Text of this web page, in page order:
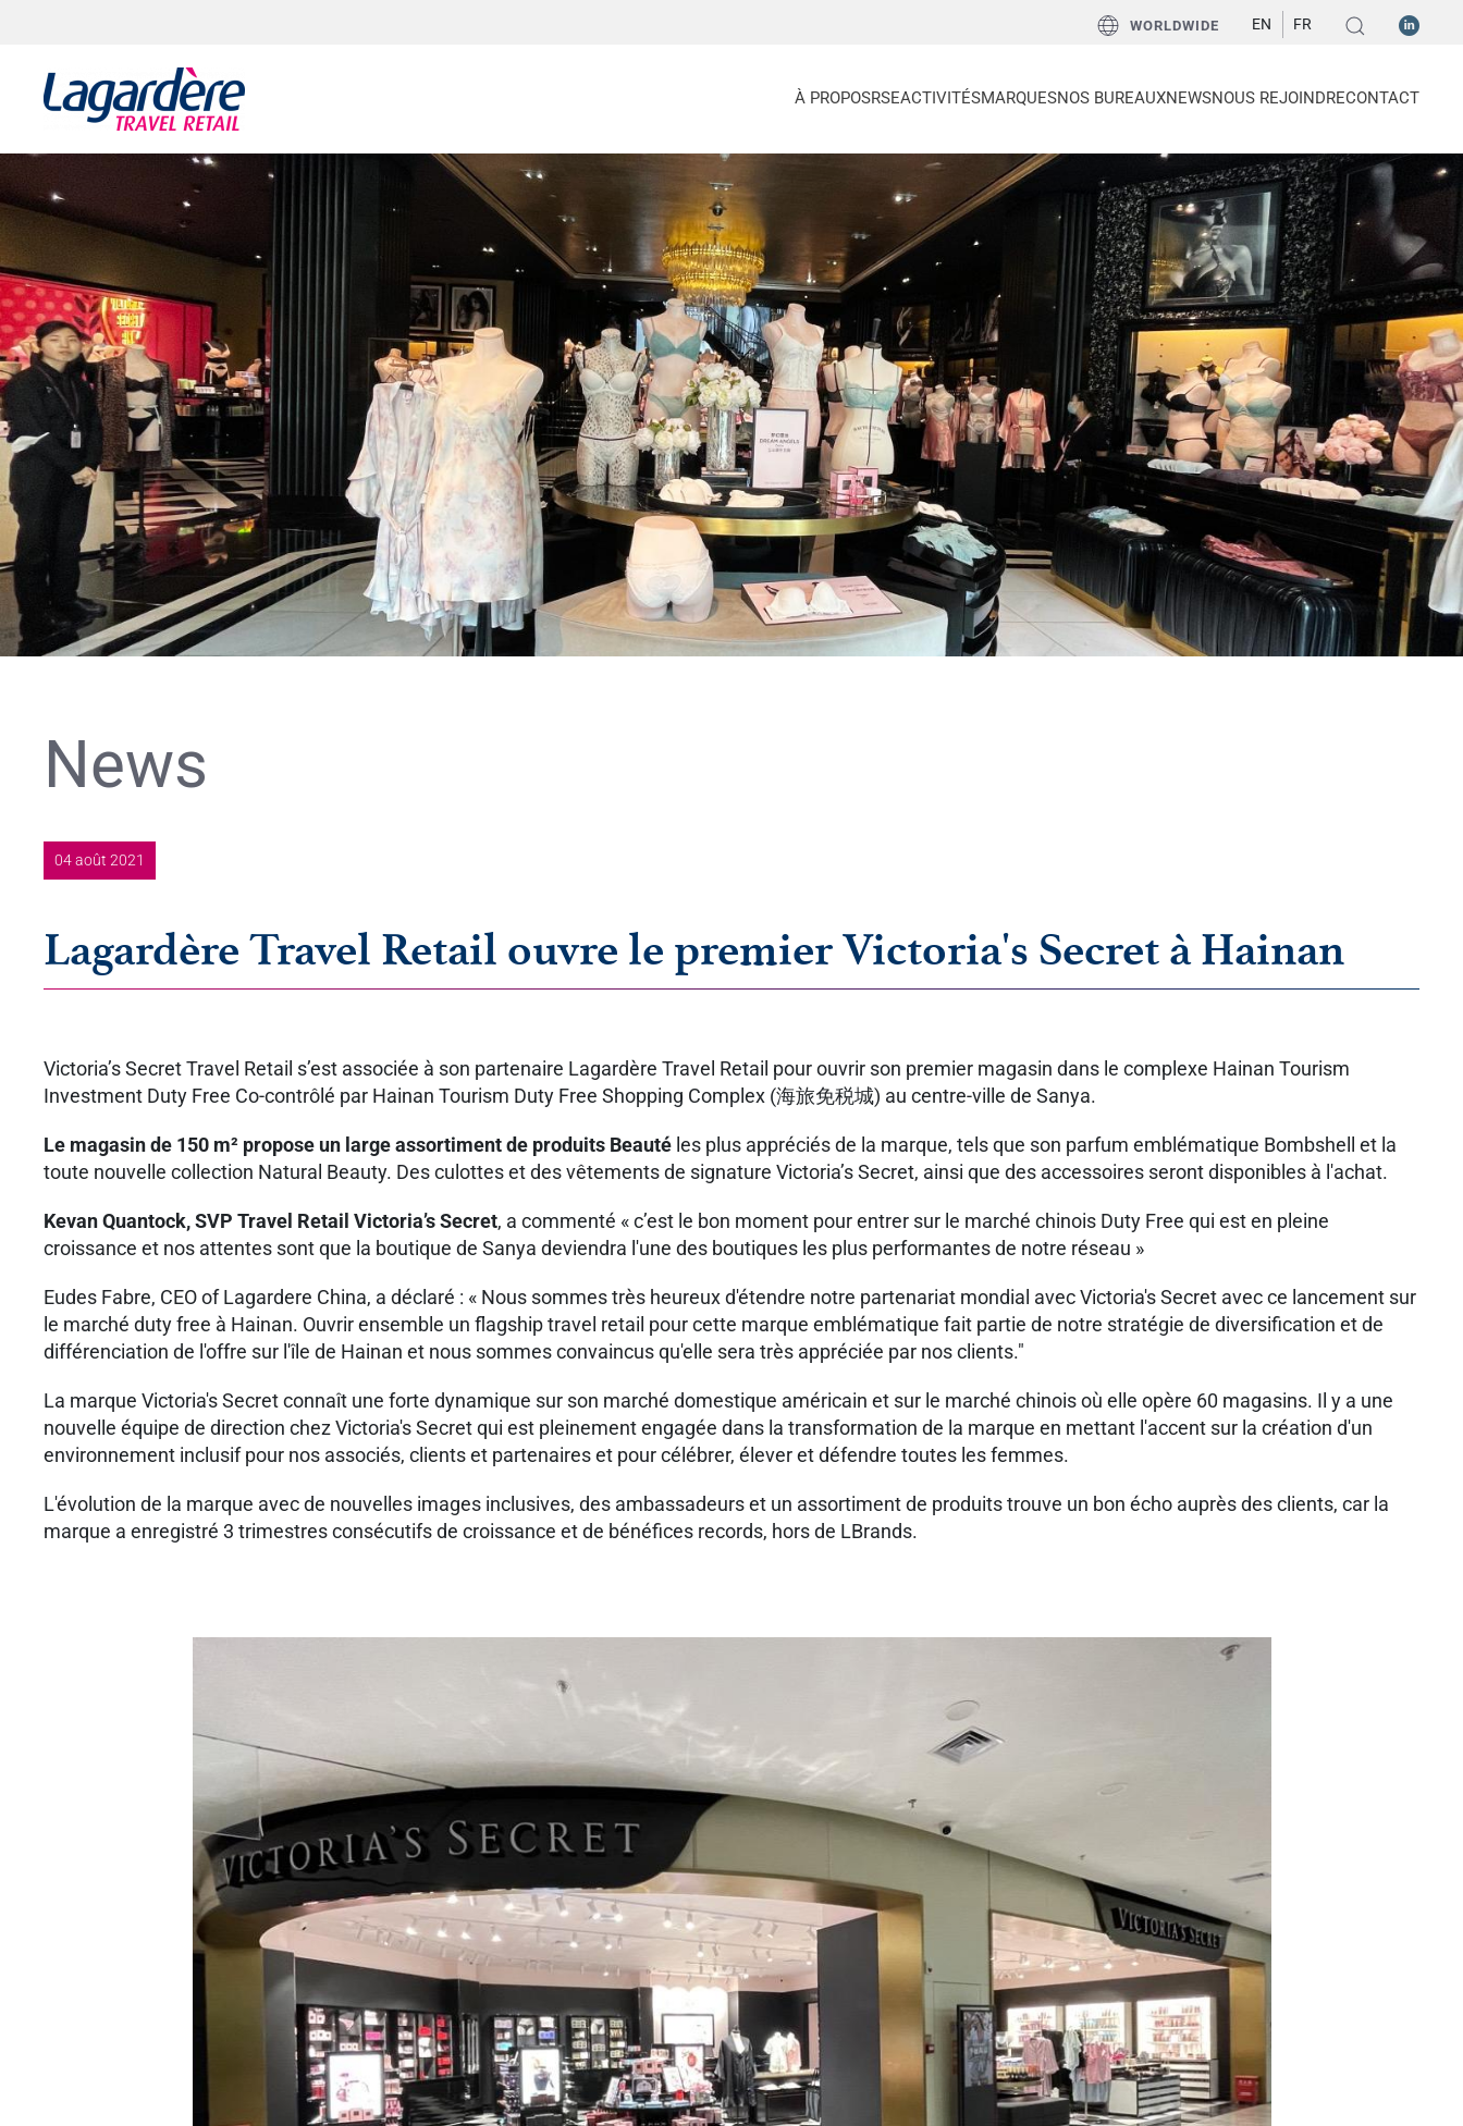
Aller au pied de page
WORLDWIDE EN FR
À PROPOSRSEACTIVITÉSMARQUESNOS BUREAUXNEWSNOUS REJOINDRECONTACT
News
04 août 2021
Lagardère Travel Retail ouvre le premier Victoria's Secret à Hainan
Victoria’s Secret Travel Retail s’est associée à son partenaire Lagardère Travel Retail pour ouvrir son premier magasin dans le complexe Hainan Tourism
Investment Duty Free Co-contrôlé par Hainan Tourism Duty Free Shopping Complex (海旅免税城) au centre-ville de Sanya.
Le magasin de 150 m² propose un large assortiment de produits Beauté les plus appréciés de la marque, tels que son parfum emblématique Bombshell et la
toute nouvelle collection Natural Beauty. Des culottes et des vêtements de signature Victoria’s Secret, ainsi que des accessoires seront disponibles à l'achat.
Kevan Quantock, SVP Travel Retail Victoria’s Secret, a commenté « c’est le bon moment pour entrer sur le marché chinois Duty Free qui est en pleine
croissance et nos attentes sont que la boutique de Sanya deviendra l'une des boutiques les plus performantes de notre réseau »
Eudes Fabre, CEO of Lagardere China, a déclaré : « Nous sommes très heureux d'étendre notre partenariat mondial avec Victoria's Secret avec ce lancement sur
le marché duty free à Hainan. Ouvrir ensemble un flagship travel retail pour cette marque emblématique fait partie de notre stratégie de diversification et de
différenciation de l'offre sur l'île de Hainan et nous sommes convaincus qu'elle sera très appréciée par nos clients."
La marque Victoria's Secret connaît une forte dynamique sur son marché domestique américain et sur le marché chinois où elle opère 60 magasins. Il y a une
nouvelle équipe de direction chez Victoria's Secret qui est pleinement engagée dans la transformation de la marque en mettant l'accent sur la création d'un
environnement inclusif pour nos associés, clients et partenaires et pour célébrer, élever et défendre toutes les femmes.
L'évolution de la marque avec de nouvelles images inclusives, des ambassadeurs et un assortiment de produits trouve un bon écho auprès des clients, car la
marque a enregistré 3 trimestres consécutifs de croissance et de bénéfices records, hors de LBrands.